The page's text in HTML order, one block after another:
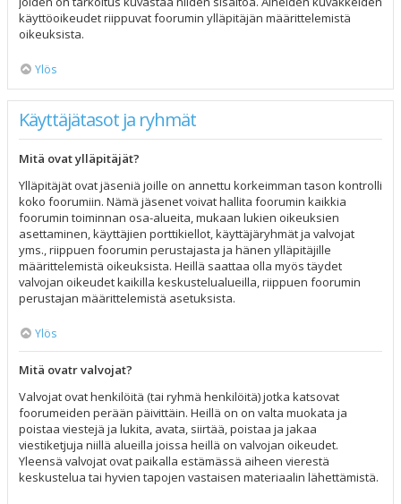
käyttöoikeudet riippuvat foorumin ylläpitäjän määrittelemistä
oikeuksista.
Ylös
Käyttäjätasot ja ryhmät
Mitä ovat ylläpitäjät?
Ylläpitäjät ovat jäseniä joille on annettu korkeimman tason kontrolli
koko foorumiin. Nämä jäsenet voivat hallita foorumin kaikkia
foorumin toiminnan osa-alueita, mukaan lukien oikeuksien
asettaminen, käyttäjien porttikiellot, käyttäjäryhmät ja valvojat
yms., riippuen foorumin perustajasta ja hänen ylläpitäjille
määrittelemistä oikeuksista. Heillä saattaa olla myös täydet
valvojan oikeudet kaikilla keskustelualueilla, riippuen foorumin
perustajan määrittelemistä asetuksista.
Ylös
Mitä ovatr valvojat?
Valvojat ovat henkilöitä (tai ryhmä henkilöitä) jotka katsovat
foorumeiden perään päivittäin. Heillä on on valta muokata ja
poistaa viestejä ja lukita, avata, siirtää, poistaa ja jakaa
viestiketjuja niillä alueilla joissa heillä on valvojan oikeudet.
Yleensä valvojat ovat paikalla estämässä aiheen vierestä
keskustelua tai hyvien tapojen vastaisen materiaalin lähettämistä.